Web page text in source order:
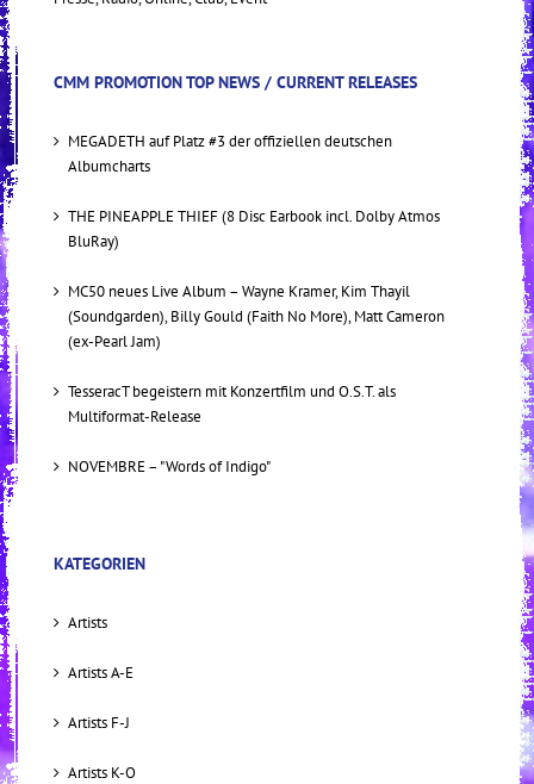
CMM PROMOTION TOP NEWS / CURRENT RELEASES
MEGADETH auf Platz #3 der offiziellen deutschen
Albumcharts
THE PINEAPPLE THIEF (8 Disc Earbook incl. Dolby Atmos
BluRay)
MC50 neues Live Album – Wayne Kramer, Kim Thayil
(Soundgarden), Billy Gould (Faith No More), Matt Cameron
(ex-Pearl Jam)
TesseracT begeistern mit Konzertfilm und O.S.T. als
Multiformat-Release
NOVEMBRE – "Words of Indigo"
KATEGORIEN
Artists
Artists A-E
Artists F-J
Artists K-O